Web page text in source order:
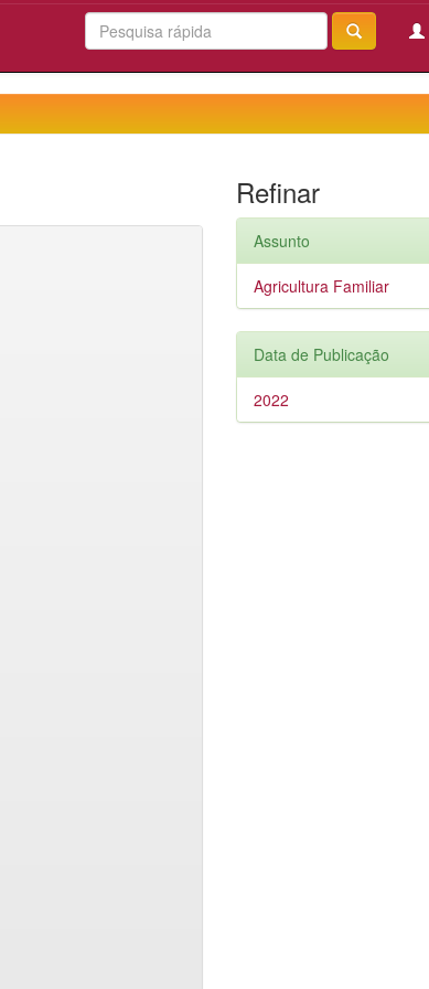
Refinar
Assunto
Agricultura Familiar
Data de Publicação
2022